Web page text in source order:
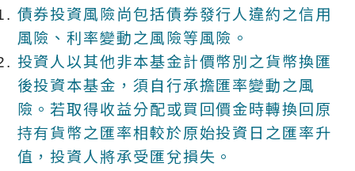
債券投資風險尚包括債券發行人違約之信用
風險、利率變動之風險等風險。
投資人以其他非本基金計價幣別之貨幣換匯
後投資本基金，須自行承擔匯率變動之風
險。若取得收益分配或買回價金時轉換回原
持有貨幣之匯率相較於原始投資日之匯率升
值，投資人將承受匯兌損失。